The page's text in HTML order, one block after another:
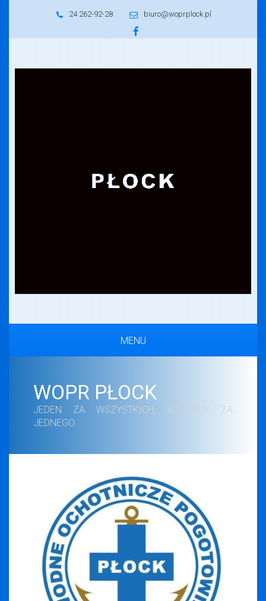
24 262-92-28 biuro@woprplock.pl
MENU
WOPR PŁOCK
JEDEN ZA WSZYSTKICH, WSZYSCY ZA
JEDNEGO.